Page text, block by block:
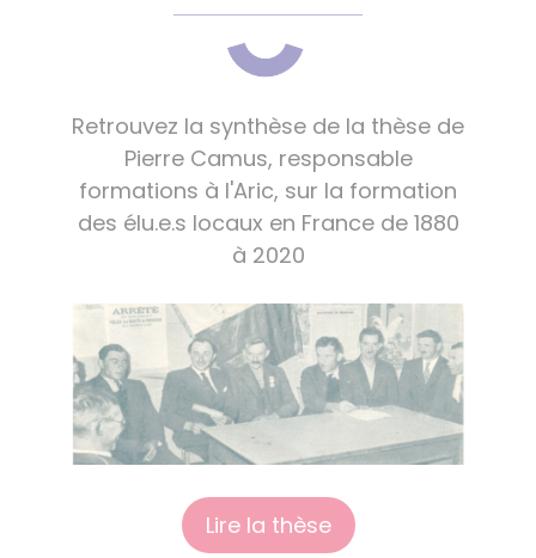
Retrouvez la synthèse de la thèse de
Pierre Camus, responsable
formations à l'Aric, sur la formation
des élu.e.s locaux en France de 1880
à 2020
Lire la thèse